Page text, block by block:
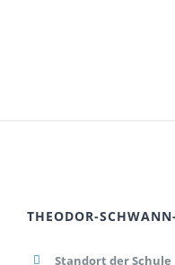
THEODOR-
Standort der Schule